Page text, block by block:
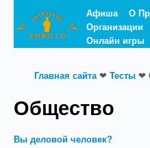
Афиша О
Организации
Онлайн игры
Главная сайта❤ Тесты ❤
Общество
Вы деловой человек?